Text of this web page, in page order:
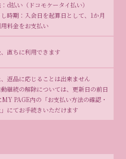
：d払い（ドコモケータイ払い）
し時期：入会日を起算日として、1か月
料金をお支払い
直ちに利用できます
返品に応じることは出来ません
継続の解除については、更新日の前日
PAGE内の「お支払い方法の確認・
にてお手続きいただけます